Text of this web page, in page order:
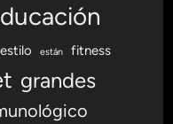
estilo están fitness
grandes